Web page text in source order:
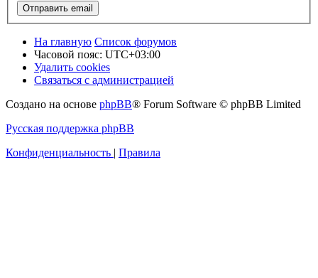
На главную Список форумов
Часовой пояс: UTC+03:00
Удалить cookies
Связаться с администрацией
Создано на основе phpBB® Forum Software © phpBB Limited
Русская поддержка phpBB
Конфиденциальность
Правила